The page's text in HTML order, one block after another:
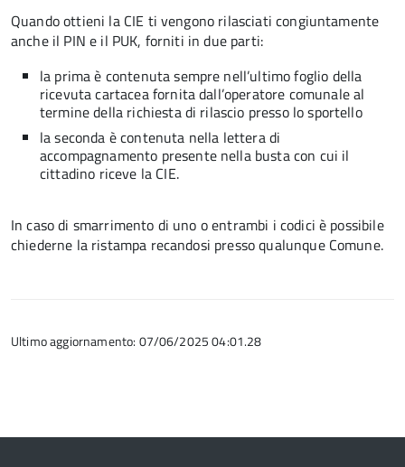
Quando ottieni la CIE ti vengono rilasciati congiuntamente
anche il PIN e il PUK, forniti in due parti:
la prima è contenuta sempre nell’ultimo foglio della
ricevuta cartacea fornita dall’operatore comunale al
termine della richiesta di rilascio presso lo sportello
la seconda è contenuta nella lettera di
accompagnamento presente nella busta con cui il
cittadino riceve la CIE.
In caso di smarrimento di uno o entrambi i codici è possibile
chiederne la ristampa recandosi presso qualunque Comune.
Ultimo aggiornamento: 07/06/2025 04:01.28